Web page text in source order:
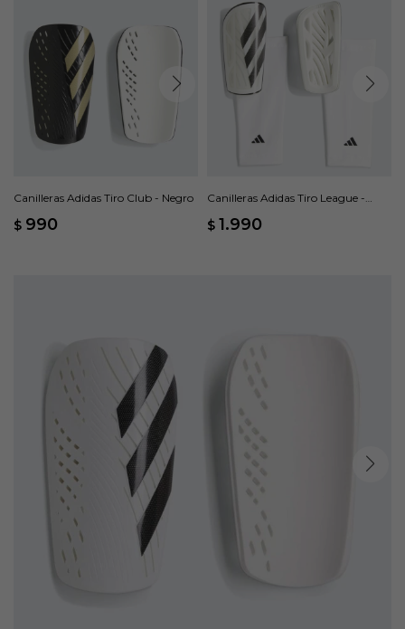
Canilleras Adidas Tiro Club - Negro
$ 990
Canilleras Adidas Tiro League -
$ 1.990